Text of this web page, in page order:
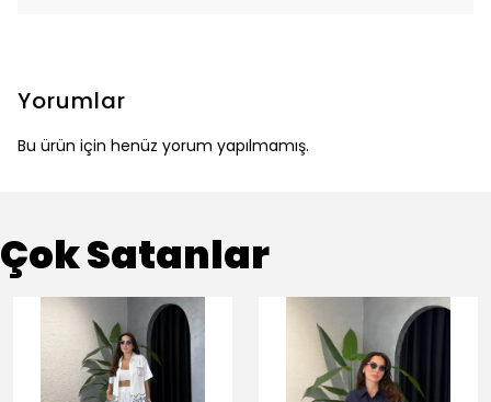
Yorumlar
Bu ürün için henüz yorum yapılmamış.
Çok Satanlar